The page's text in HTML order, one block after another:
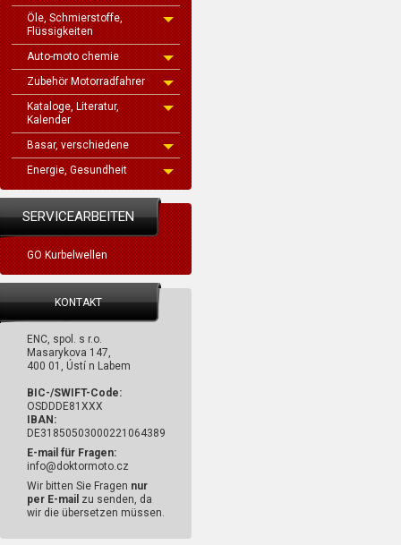
Öle, Schmierstoffe,
Flüssigkeiten
Auto-moto chemie
Zubehör Motorradfahrer
Kataloge, Literatur,
Kalender
Basar, verschiedene
Energie, Gesundheit
SERVICEARBEITEN
GO Kurbelwellen
KONTAKT
ENC, spol. s r.o.
Masarykova 147,
400 01, Ústí n Labem
BIC-/SWIFT-Code:
OSDDDE81XXX
IBAN:
DE31850503000221064389
E-mail für Fragen:
info@doktormoto.cz
Wir bitten Sie Fragen nur
per E-mail zu senden, da
wir die übersetzen müssen.